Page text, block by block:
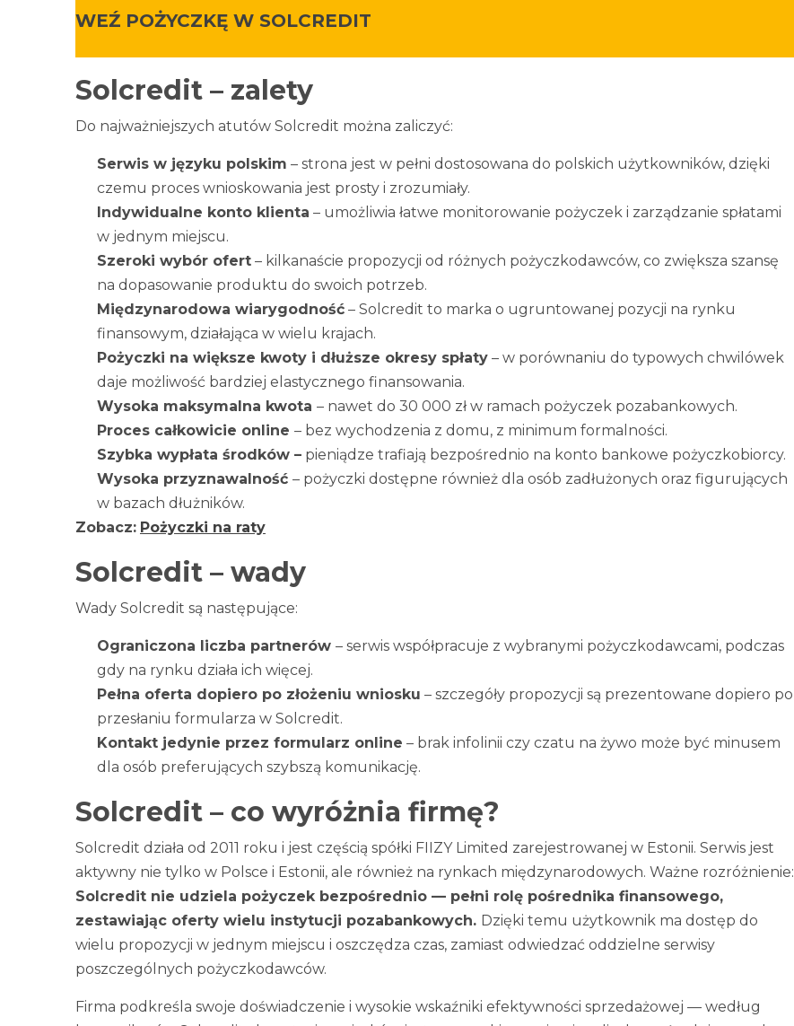
WEŹ POŻYCZKĘ W SOLCREDIT
Solcredit – zalety
Do najważniejszych atutów Solcredit można zaliczyć:
Serwis w języku polskim – strona jest w pełni dostosowana do polskich użytkowników, dzięki
czemu proces wnioskowania jest prosty i zrozumiały.
Indywidualne konto klienta – umożliwia łatwe monitorowanie pożyczek i zarządzanie spłatami
w jednym miejscu.
Szeroki wybór ofert – kilkanaście propozycji od różnych pożyczkodawców, co zwiększa szansę
na dopasowanie produktu do swoich potrzeb.
Międzynarodowa wiarygodność – Solcredit to marka o ugruntowanej pozycji na rynku
finansowym, działająca w wielu krajach.
Pożyczki na większe kwoty i dłuższe okresy spłaty – w porównaniu do typowych chwilówek
daje możliwość bardziej elastycznego finansowania.
Wysoka maksymalna kwota – nawet do 30 000 zł w ramach pożyczek pozabankowych.
Proces całkowicie online – bez wychodzenia z domu, z minimum formalności.
Szybka wypłata środków – pieniądze trafiają bezpośrednio na konto bankowe pożyczkobiorcy.
Wysoka przyznawalność – pożyczki dostępne również dla osób zadłużonych oraz figurujących
w bazach dłużników.
Zobacz: Pożyczki na raty
Solcredit – wady
Wady Solcredit są następujące:
Ograniczona liczba partnerów – serwis współpracuje z wybranymi pożyczkodawcami, podczas
gdy na rynku działa ich więcej.
Pełna oferta dopiero po złożeniu wniosku – szczegóły propozycji są prezentowane dopiero po
przesłaniu formularza w Solcredit.
Kontakt jedynie przez formularz online – brak infolinii czy czatu na żywo może być minusem
dla osób preferujących szybszą komunikację.
Solcredit – co wyróżnia firmę?
Solcredit działa od 2011 roku i jest częścią spółki FIIZY Limited zarejestrowanej w Estonii. Serwis jest
aktywny nie tylko w Polsce i Estonii, ale również na rynkach międzynarodowych. Ważne rozróżnienie:
Solcredit nie udziela pożyczek bezpośrednio — pełni rolę pośrednika finansowego,
zestawiając oferty wielu instytucji pozabankowych. Dzięki temu użytkownik ma dostęp do
wielu propozycji w jednym miejscu i oszczędza czas, zamiast odwiedzać oddzielne serwisy
poszczególnych pożyczkodawców.
Firma podkreśla swoje doświadczenie i wysokie wskaźniki efektywności sprzedażowej — według